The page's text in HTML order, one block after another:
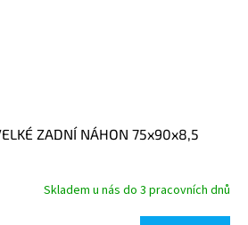
ZADNÍ NÁHON 75x90x8,5
Skladem u nás do 3 pracovních dnů